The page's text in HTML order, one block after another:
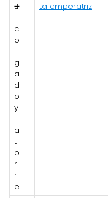
E
l
c
o
l
g
a
d
o
y
l
a
t
o
r
r
e
➕ La emperatriz